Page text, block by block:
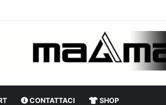
il focus sulla formazione granata
CONTATTACI SHOP